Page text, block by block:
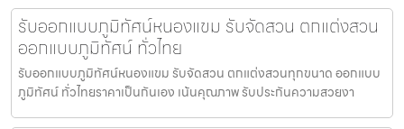
รับออกแบบภูมิทัศน์หนองแขม รับจัดสวน ตกแต่งสวน
ออกแบบภูมิทัศน์ ทั่วไทย
รับออกแบบภูมิทัศน์หนองแขม รับจัดสวน ตกแต่งสวนทุกขนาด ออกแบบ
ภูมิทัศน์ ทั่วไทยราคาเป็นกันเอง เน้นคุณภาพ รับประกันความสวยงา